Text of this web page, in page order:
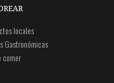
locales
Gastronómicas
comer